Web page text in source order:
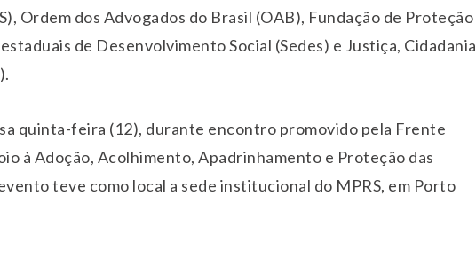
Ordem dos Advogados do Brasil (OAB), Fundação de Proteção
de Desenvolvimento Social (Sedes) e Justiça, Cidadania
quinta-feira (12), durante encontro promovido pela Frente
à Adoção, Acolhimento, Apadrinhamento e Proteção das
teve como local a sede institucional do MPRS, em Porto